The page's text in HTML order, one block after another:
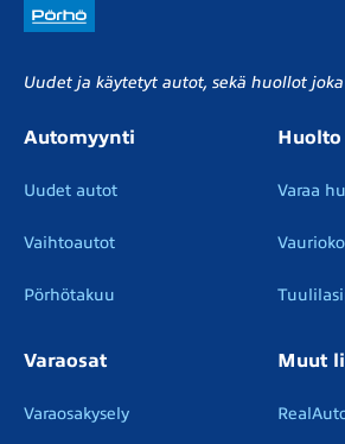
Uudet ja käytetyt autot, sekä huollot joka
Automyynti
Uudet autot
Vaihtoautot
Pörhötakuu
Huolto
Varaa
Varaosat
Varaosakysely
Muut